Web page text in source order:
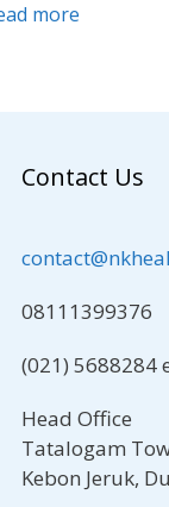
more
Contact Us
08111399376
(021) 5688284
Head Office
Tatalogam
Kebon Jeruk,